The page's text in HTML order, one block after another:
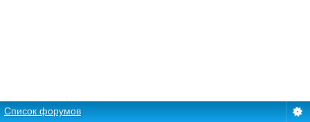
Список форумов